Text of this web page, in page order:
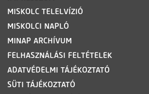
MISKOLC TELELVÍZIÓ
MISKOLCI NAPLÓ
MINAP ARCHÍVUM
FELHASZNÁLÁSI FELTÉTELEK
ADATVÉDELMI TÁJÉKOZTATÓ
SÜTI TÁJÉKOZTATÓ